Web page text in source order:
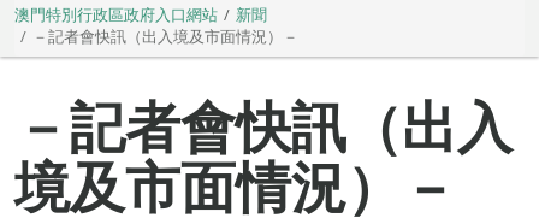
澳門特別行政區政府入口網站
新聞
－記者會快訊（出入境及市面情況）－
－記者會快訊（出入
境及市面情況）－